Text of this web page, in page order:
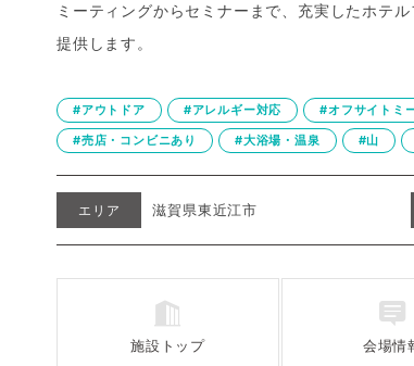
ミーティングからセミナーまで、充実したホテ
提供します。
#アウトドア #アレルギー対応 #オフサイトミ
#売店・コンビニあり
#大浴場・温泉 #山
エリア 滋賀県東近江市
施設 トップ 会場情